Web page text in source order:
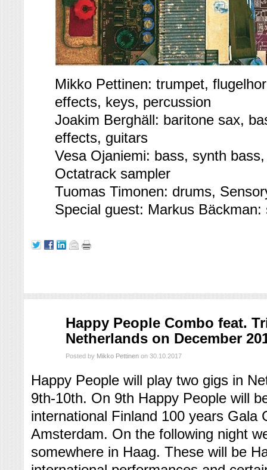
Mikko Pettinen: trumpet,
effects, keys, percussion
Joakim Berghäll: baritone sax,
effects, guitars
Vesa Ojaniemi: bass, synth
Octatrack sampler
Tuomas Timonen: drums,
Special guest: Markus Bäckman:
Happy People Combo feat.
Netherlands on December
Posted by Mikko Pettinen on 30.10.2017
Happy People will play two gigs in
9th-10th. On 9th Happy People will
international Finland 100 years Gala
Amsterdam. On the following night
somewhere in Haag. These will be